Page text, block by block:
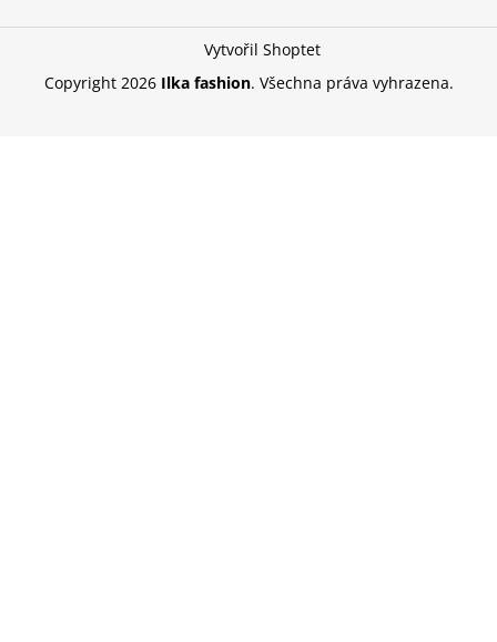
Vytvořil Shoptet
Copyright 2026 Ilka fashion. Všechna práva vyhrazena.